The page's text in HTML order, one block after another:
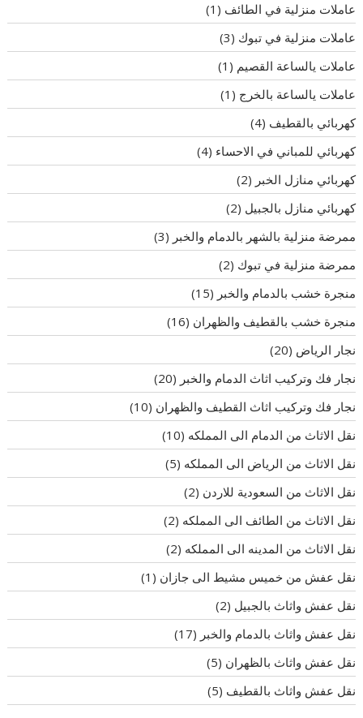
عاملات منزلية في الطائف (1)
عاملات منزلية في تبوك (3)
عاملات يالساعة القصيم (1)
عاملات يالساعة بالخرج (1)
كهربائي بالقطيف (4)
كهربائي للمباني في الاحساء (4)
كهربائي منازل الخبر (2)
كهربائي منازل بالجبيل (2)
ممرضة منزلية بالشهر بالدمام والخبر (3)
ممرضة منزلية في تبوك (2)
منجرة خشب بالدمام والخبر (15)
منجرة خشب بالقطيف والظهران (16)
نجار الرياض (20)
نجار فك وتركيب اثاث الدمام والخبر (20)
نجار فك وتركيب اثاث القطيف والظهران (10)
نقل الاثاث من الدمام الى المملكه (10)
نقل الاثاث من الرياض الى المملكه (5)
نقل الاثاث من السعودية للاردن (2)
نقل الاثاث من الطائف الى المملكه (2)
نقل الاثاث من المدينه الى المملكه (2)
نقل عفش من خميس مشيط الى جازان (1)
نقل عفش واثاث بالجبيل (2)
نقل عفش واثاث بالدمام والخبر (17)
نقل عفش واثاث بالظهران (5)
نقل عفش واثاث بالقطيف (5)